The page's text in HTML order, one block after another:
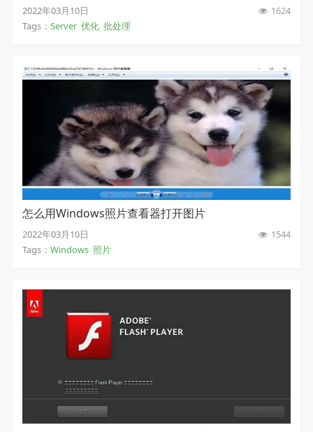
2022年03月10日
1624
Tags： Server 优化 批处理
怎么用Windows照片查看器打开图片
2022年03月10日
1544
Tags： Windows 照片